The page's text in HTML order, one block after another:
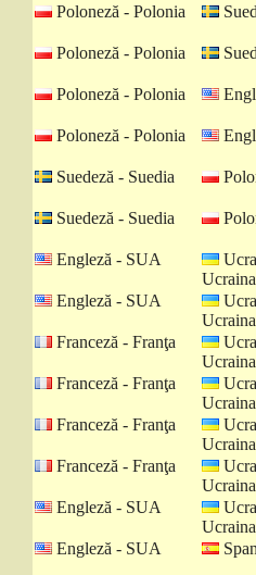
Poloneză - Polonia
Poloneză - Polonia
Poloneză - Polonia
Poloneză - Polonia
Suedeză - Suedia
Suedeză - Suedia
Engleză - SUA
Ucraina
Engleză - SUA
Ucraina
Franceză - Franţa
Ucraina
Franceză - Franţa
Ucraina
Franceză - Franţa
Ucraina
Franceză - Franţa
Ucraina
Engleză - SUA
Ucraina
Engleză - SUA